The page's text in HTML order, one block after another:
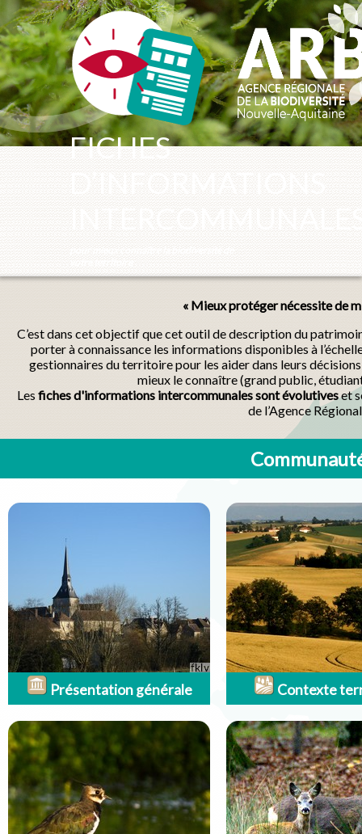
FICHES
« Mieux protéger nécessite de
C’est dans cet objectif que cet outil de description du
porter à connaissance les informations disponibles à
gestionnaires du territoire pour les aider dans leurs
mieux le connaître (grand public,
Les fiches d'informations intercommunales sont évolutiveset
de l’Agence
Présentation générale Contexte
Panneau de gestion des cookies